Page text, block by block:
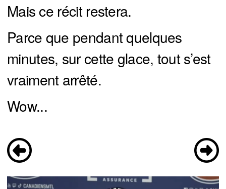
Mais ce récit restera.
Parce que pendant quelques
minutes, sur cette glace, tout s’est
vraiment arrêté.
Wow...